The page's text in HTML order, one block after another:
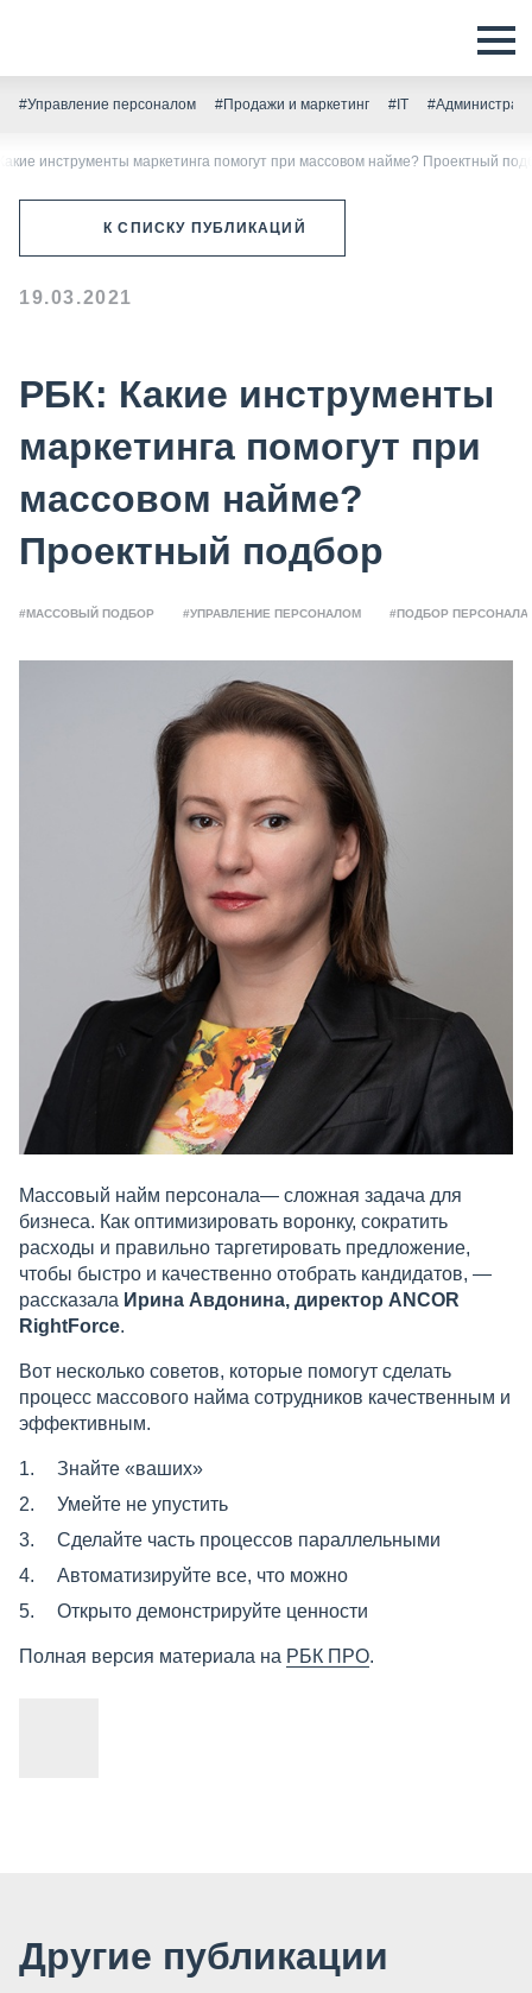
#Управление персоналом #Продажи и маркетинг #IT
инструменты маркетинга помогут при массовом найме? Проектный
К СПИСКУ ПУБЛИКАЦИЙ
19.03.2021
РБК: Какие инструменты
маркетинга помогут при
массовом найме?
Проектный подбор
#МАССОВЫЙ ПОДБОР #УПРАВЛЕНИЕ ПЕРСОНАЛОМ #ПОДБОР ПЕРСОНАЛА
Массовый найм персонала— сложная задача для
бизнеса. Как оптимизировать воронку, сократить
расходы и правильно таргетировать предложение,
чтобы быстро и качественно отобрать кандидатов, —
рассказала Ирина Авдонина, директор ANCOR
RightForce.
Вот несколько советов, которые помогут сделать
процесс массового найма сотрудников качественным и
эффективным.
Знайте «ваших»
Умейте не упустить
Cделайте часть процессов параллельными
Автоматизируйте все, что можно
Открыто демонстрируйте ценности
Полная версия материала на РБК ПРО.
Другие публикации